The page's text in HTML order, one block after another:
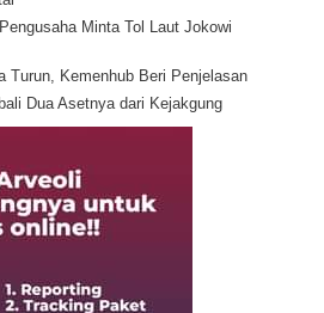
Minta Tol Laut Jokowi
Turun, Kemenhub Beri Penjelasan
Dua Asetnya dari Kejakgung